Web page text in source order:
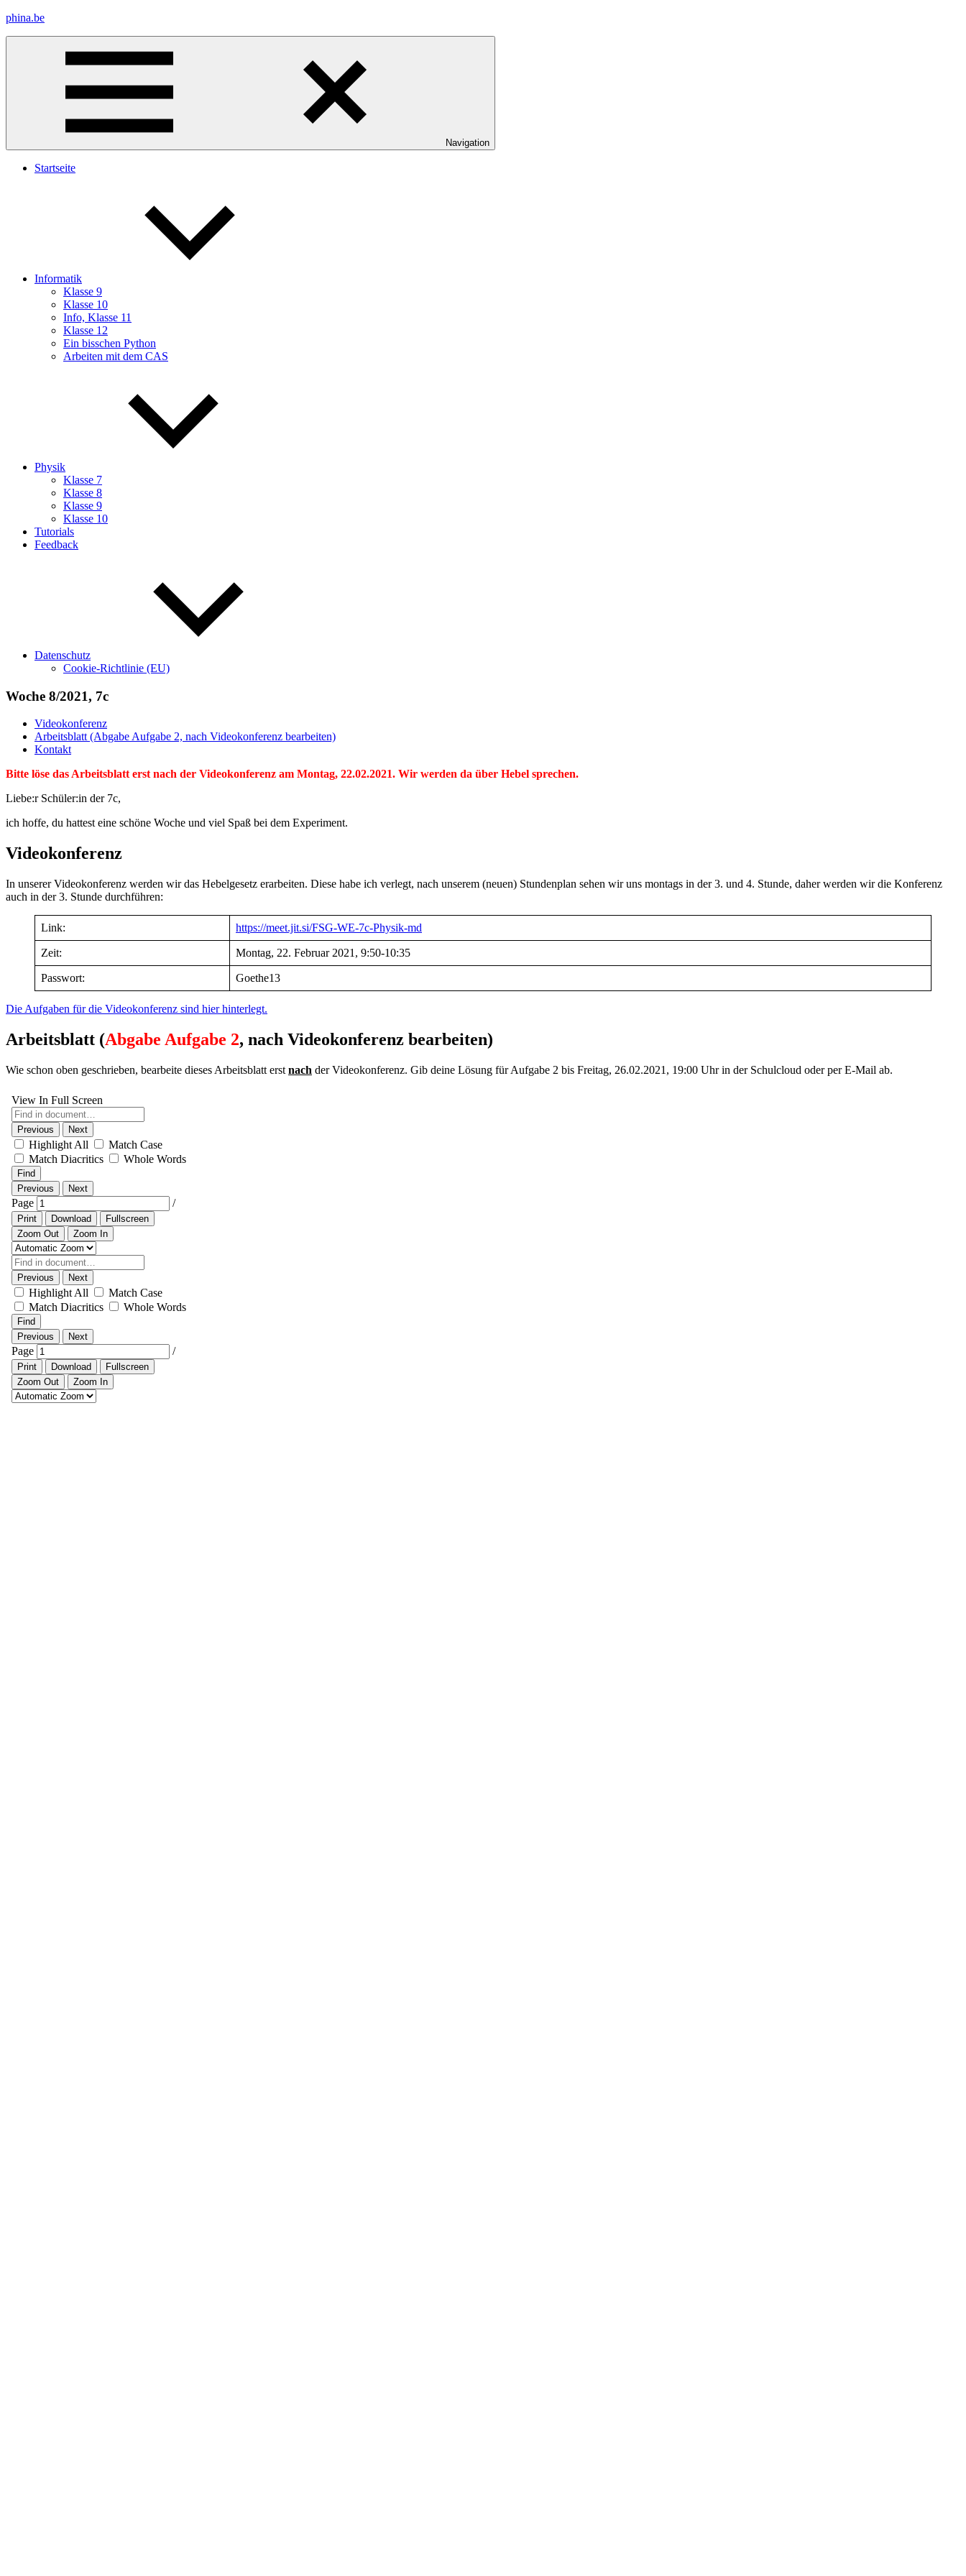
Zum
phina.be
Navigation
Startseite
Informatik
Klasse 9
Klasse 10
Info, Klasse 11
Klasse 12
Ein bisschen Python
Arbeiten mit dem CAS
Physik
Klasse 7
Klasse 8
Klasse 9
Klasse 10
Tutorials
Feedback
Datenschutz
Cookie-Richtlinie (EU)
Woche 8/2021, 7c
Videokonferenz
Arbeitsblatt (Abgabe Aufgabe 2, nach Videokonferenz bearbeiten)
Kontakt
Bitte löse das Arbeitsblatt erst nach der Videokonferenz am Montag, 22.02.2021. Wir werden da über Hebel sprechen.
Liebe:r Schüler:in der 7c,
ich hoffe, du hattest eine schöne Woche und viel Spaß bei dem Experiment.
Videokonferenz
In unserer Videokonferenz werden wir das Hebelgesetz erarbeiten. Diese habe ich verlegt, nach unserem (neuen) Stundenplan sehen wir uns montags in der 3. und 4. Stunde, daher werden wir die Konferenz
auch in der 3. Stunde durchführen:
Link: https://meet.jit.si/FSG-WE-7c-Physik-md
Zeit: Montag, 22. Februar 2021, 9:50-10:35
Passwort: Goethe13
Die Aufgaben für die Videokonferenz sind hier hinterlegt.
Arbeitsblatt (Abgabe Aufgabe 2, nach Videokonferenz bearbeiten)
Wie schon oben geschrieben, bearbeite dieses Arbeitsblatt erst nach der Videokonferenz. Gib deine Lösung für Aufgabe 2 bis Freitag, 26.02.2021, 19:00 Uhr in der Schulcloud oder per E-Mail ab.